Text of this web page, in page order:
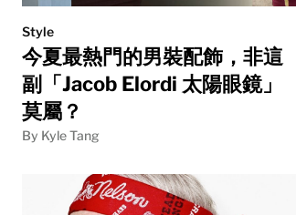
Style
今夏最熱門的男裝配飾，非這
副「Jacob Elordi 太陽眼鏡」
莫屬？
By Kyle Tang